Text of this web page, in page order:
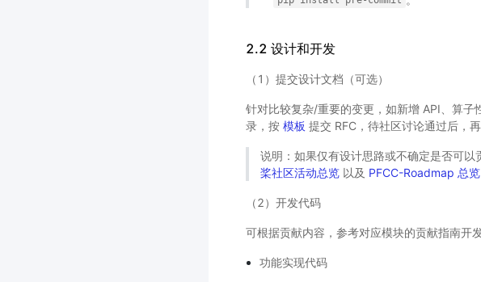
2.2 设计和开发
（1）提交设计文档（可选）
针对比较复杂/重要的变更，如新增 API、算子
录，按 模板 提交 RFC，待社区讨论通过后，
说明：如果仅有设计思路或不确定是否可以
桨社区活动总览以及 PFCC-Roadmap 总览
（2）开发代码
可根据贡献内容，参考对应模块的贡献指南开
功能实现代码